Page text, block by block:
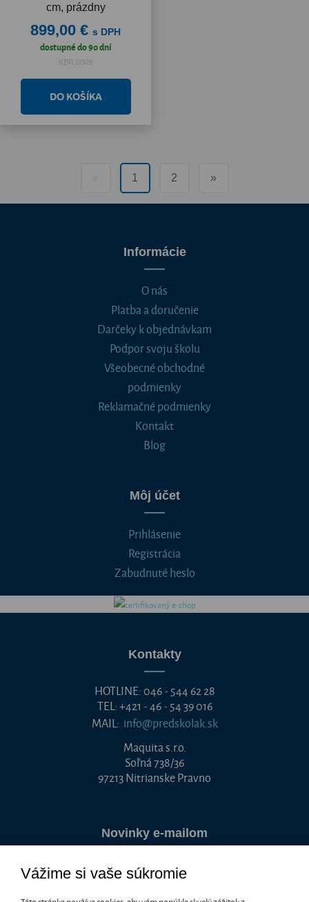
cm, prázdny
899,00 € s DPH
dostupné do 90 dní
KBR.0009
1 2 »
Informácie
O nás
Platba a doručenie
Darčeky k objednávkam
Podpor svoju školu
Všeobecné obchodné
podmienky
Reklamačné podmienky
Kontakt
Blog
Môj účet
Prihlásenie
Registrácia
Zabudnuté heslo
Kontakty
HOTLINE: 046 - 544 62 28
TEL: +421 - 46 - 54 39 016
MAIL: info@predskolak.sk
Maquita s.r.o.
Soľná 738/36
97213 Nitrianske Pravno
Novinky e-mailom
Chcete byť informovaní o akciách a zľavách medzi prvými? Stačí
zadať e-mailovú adresu.
Vážime si vaše súkromie